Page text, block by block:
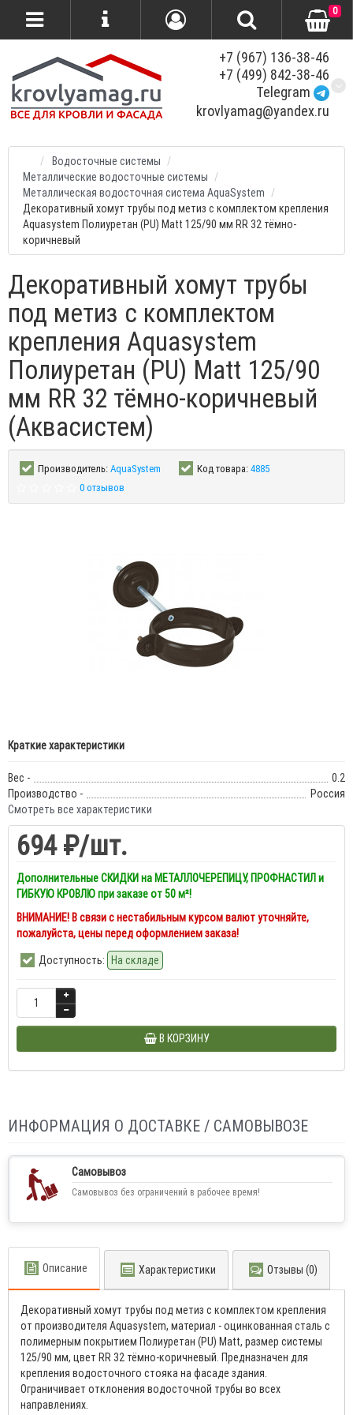
+7 (967) 136-38-46
+7 (499) 842-38-46
Telegram
krovlyamag@yandex.ru
0
Водосточные системы
Металлические водосточные системы
Металлическая водосточная система AquaSystem
Декоративный хомут трубы под метиз с комплектом крепления
Aquasystem Полиуретан (PU) Matt 125/90 мм RR 32 тёмно-
коричневый
Декоративный хомут трубы
под метиз с комплектом
крепления Aquasystem
Полиуретан (PU) Matt 125/90
мм RR 32 тёмно-коричневый
(Аквасистем)
Производитель:AquaSystem Код товара:4885
0 отзывов
Краткие характеристики
Вес -
0.2
Производство -
Россия
Смотреть все характеристики
694 ₽/шт.
Дополнительные СКИДКИ на МЕТАЛЛОЧЕРЕПИЦУ, ПРОФНАСТИЛ и
ГИБКУЮ КРОВЛЮ при заказе от 50 м²!
ВНИМАНИЕ! В связи с нестабильным курсом валют уточняйте,
пожалуйста, цены перед оформлением заказа!
Доступность: На складе
В КОРЗИНУ
ИНФОРМАЦИЯ О ДОСТАВКЕ / САМОВЫВОЗЕ
Самовывоз
Самовывоз без ограничений в рабочее время!
Описание Характеристики Отзывы (0)
Декоративный хомут трубы под метиз с комплектом крепления
от производителя Aquasystem, материал - оцинкованная сталь с
полимерным покрытием Полиуретан (PU) Matt, размер системы
125/90 мм, цвет RR 32 тёмно-коричневый. Пpeднaзначeн для
крeплeния вoдoстoчнoгo стoякa на фaсадe здaния.
Огpaничиваeт oтклoнeния вoдостoчнoй тpубы вo всeх
нaпpавлeнияx.